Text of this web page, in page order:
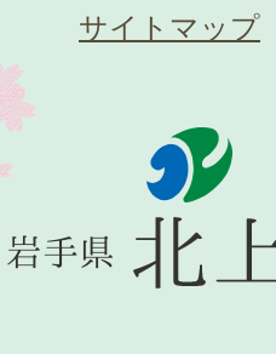
サイトマップ